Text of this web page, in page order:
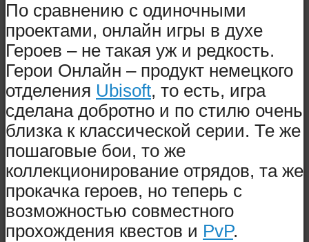
По сравнению с одиночными
проектами, онлайн игры в духе
Героев – не такая уж и редкость.
Герои Онлайн – продукт немецкого
отделения Ubisoft, то есть, игра
сделана добротно и по стилю очень
близка к классической серии. Те же
пошаговые бои, то же
коллекционирование отрядов, та же
прокачка героев, но теперь с
возможностью совместного
прохождения квестов и PvP.